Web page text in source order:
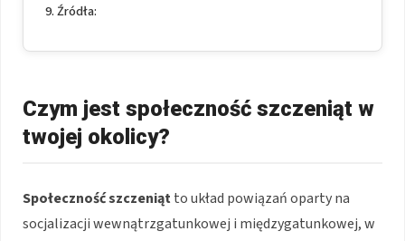
Źródła:
Czym jest społeczność szczeniąt w
twojej okolicy?
Społeczność szczeniątto układ powiązań oparty na
socjalizacji wewnątrzgatunkowej i międzygatunkowej, w